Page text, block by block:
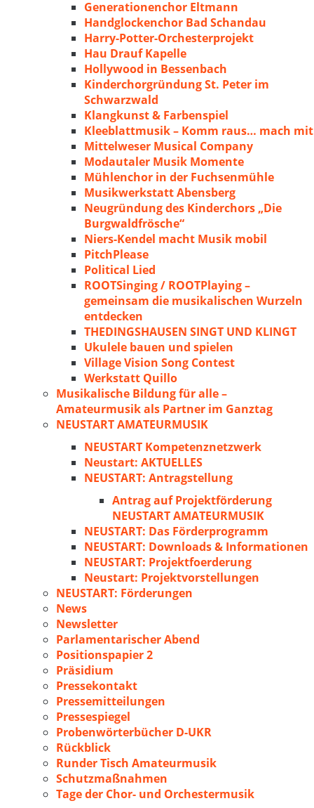
Generationenchor Eltmann
Handglockenchor Bad Schandau
Harry-Potter-Orchesterprojekt
Hau Drauf Kapelle
Hollywood in Bessenbach
Kinderchorgründung St. Peter im
Schwarzwald
Klangkunst & Farbenspiel
Kleeblattmusik – Komm raus… mach mit
Mittelweser Musical Company
Modautaler Musik Momente
Mühlenchor in der Fuchsenmühle
Musikwerkstatt Abensberg
Neugründung des Kinderchors „Die
Burgwaldfrösche“
Niers-Kendel macht Musik mobil
PitchPlease
Political Lied
ROOTSinging / ROOTPlaying –
gemeinsam die musikalischen Wurzeln
entdecken
THEDINGSHAUSEN SINGT UND KLINGT
Ukulele bauen und spielen
Village Vision Song Contest
Werkstatt Quillo
Musikalische Bildung für alle –
Amateurmusik als Partner im Ganztag
NEUSTART AMATEURMUSIK
NEUSTART Kompetenznetzwerk
Neustart: AKTUELLES
NEUSTART: Antragstellung
Antrag auf Projektförderung
NEUSTART AMATEURMUSIK
NEUSTART: Das Förderprogramm
NEUSTART: Downloads & Informationen
NEUSTART: Projektfoerderung
Neustart: Projektvorstellungen
NEUSTART: Förderungen
News
Newsletter
Parlamentarischer Abend
Positionspapier 2
Präsidium
Pressekontakt
Pressemitteilungen
Pressespiegel
Probenwörterbücher D-UKR
Rückblick
Runder Tisch Amateurmusik
Schutzmaßnahmen
Tage der Chor- und Orchestermusik